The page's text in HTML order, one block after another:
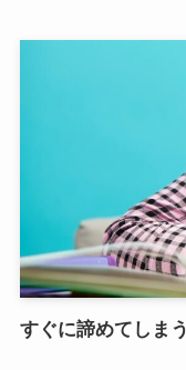
すぐに諦めてしま